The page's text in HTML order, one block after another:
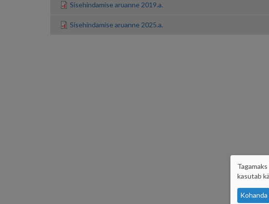
Sisehindamise aruanne 2019.a.
Sisehindamise aruanne 2025.a.
JA
kasutab
Kohanda